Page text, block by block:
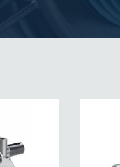
MS
的内齿轮油泵和滚切式马达